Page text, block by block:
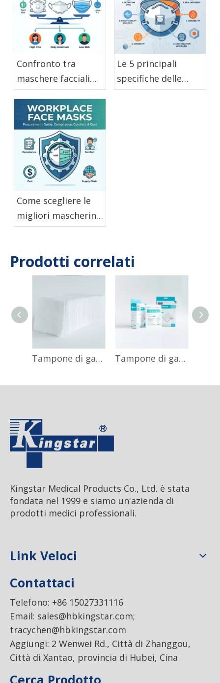
Confronto tra
maschere facciali
usa e getta: quale
tipo è adatto a te?
Le 5 principali
specifiche delle
maschere facciali
Come scegliere le
migliori mascherine
usa e getta per il
Prodotti correlati
Tampone di garza, non sterile Tampone di garza, sterile
Kingstar Medical Products Co., Ltd. è stata
fondata nel 1999 e siamo un'azienda di
prodotti medici professionali.
Link Veloci
Contattaci
Telefono: +86 15027331116
Email: sales@hbkingstar.com;
tracychen@hbkingstar.com
Aggiungi: 2 Wenwei Rd., Città di Zhanggou,
Città di Xantao, provincia di Hubei, Cina